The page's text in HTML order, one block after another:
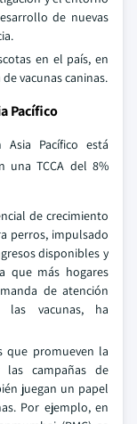
de nuevas
en el país, en
vacunas caninas.
Pacífico
Pacífico está
una TCCA del 8%
de crecimiento
perros, impulsado
disponibles y
que más hogares
de atención
las vacunas, ha
que promueven la
las campañas de
juegan un papel
Por ejemplo, en